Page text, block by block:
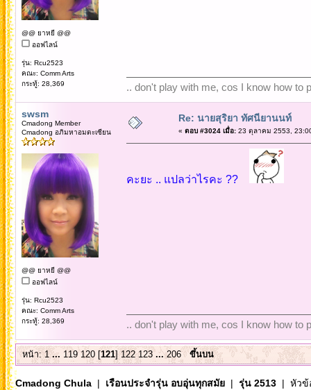
@@ ยาหยี @@
ออฟไลน์
รุ่น: Rcu2523
คณะ: Comm Arts
กระทู้: 28,369
.. don't play with me, cos I know how to
swsm
Cmadong Member
Cmadong อภิมหาอมตะเซียน
@@ ยาหยี @@
ออฟไลน์
รุ่น: Rcu2523
คณะ: Comm Arts
กระทู้: 28,369
Re: นายสุริยา ทัศนียานนท์
« ตอบ #3024 เมื่อ:23 ตุลาคม 2553,
คะยะ .. แปลว่าไรคะ ??
.. don't play with me, cos I know how to
หน้า:1 ... 119 120[121]122 123 ...206 ขึ้นบน
Cmadong Chula| เรือนประจำรุ่น อบอุ่นทุกสมัย| รุ่น 2513| หัวข้